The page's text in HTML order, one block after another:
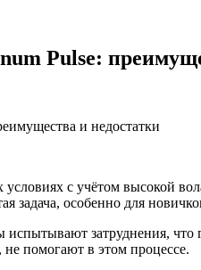
Pulse:
с учётом высокой
задача, особенно для
затруднения, что
помогают в этом процессе.